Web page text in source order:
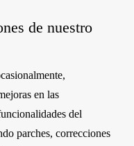
de nuestro
en las
del
parches, correcciones